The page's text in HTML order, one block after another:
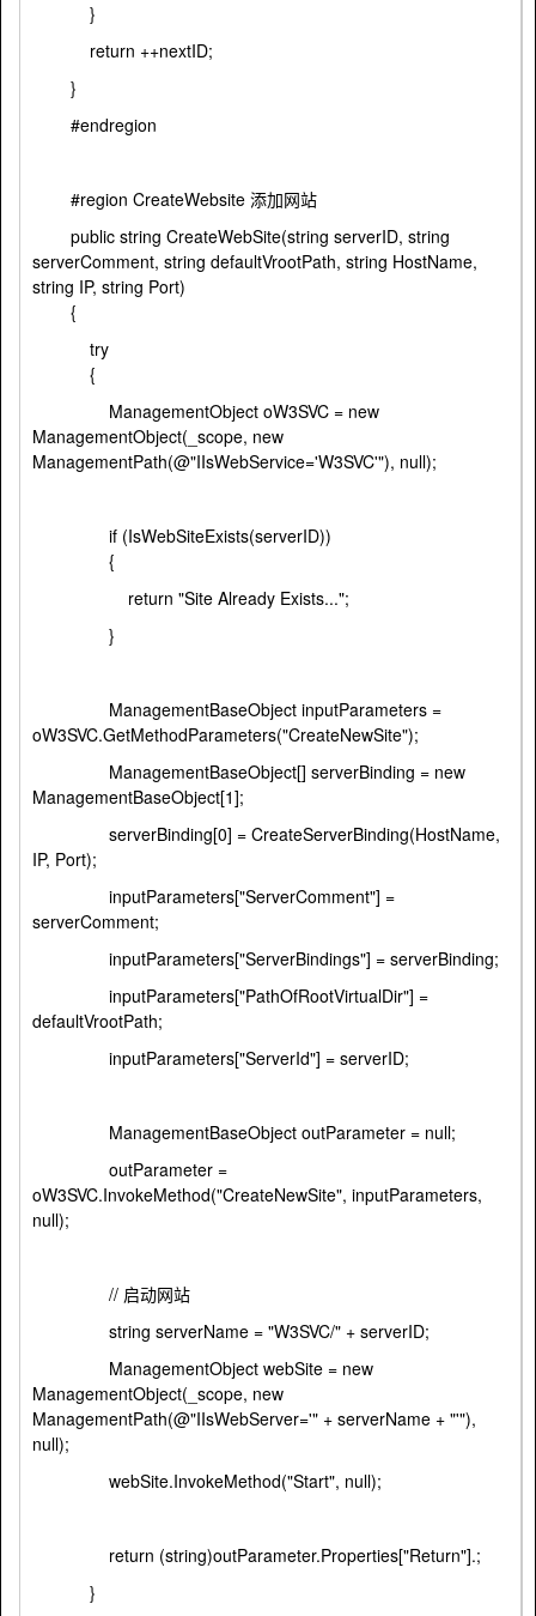
}
return ++nextID;
}
#endregion
#region CreateWebsite 添加网站
public string CreateWebSite(string serverID, string
serverComment, string defaultVrootPath, string HostName,
string IP, string Port)
{
try
{
ManagementObject oW3SVC = new
ManagementObject(_scope, new
ManagementPath(@"IIsWebService='W3SVC'"), null);
if (IsWebSiteExists(serverID))
{
return "Site Already Exists...";
}
ManagementBaseObject inputParameters =
oW3SVC.GetMethodParameters("CreateNewSite");
ManagementBaseObject[] serverBinding = new
ManagementBaseObject[1];
serverBinding[0] = CreateServerBinding(HostName,
IP, Port);
inputParameters["ServerComment"] =
serverComment;
inputParameters["ServerBindings"] = serverBinding;
inputParameters["PathOfRootVirtualDir"] =
defaultVrootPath;
inputParameters["ServerId"] = serverID;
ManagementBaseObject outParameter = null;
outParameter =
oW3SVC.InvokeMethod("CreateNewSite", inputParameters,
null);
// 启动网站
string serverName = "W3SVC/" + serverID;
ManagementObject webSite = new
ManagementObject(_scope, new
ManagementPath(@"IIsWebServer='" + serverName + "'"),
null);
webSite.InvokeMethod("Start", null);
return (string)outParameter.Properties["Return"].;
}